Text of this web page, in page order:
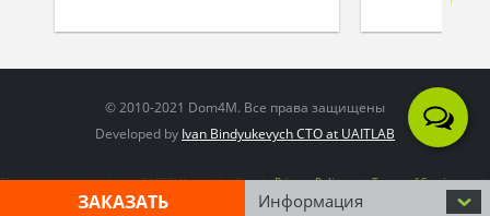
ЗАКАЗАТЬ Информация
© 2010-2021 Dom4M. Все права защищены
Developed by Ivan Bindyukevych CTO at UAITLAB
This site is protected by reCAPTCHA and the GooglePrivacy PolicyandTerms of Serviceapply